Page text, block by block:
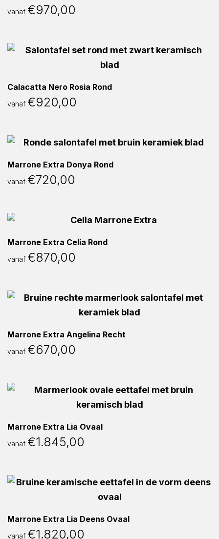
vanaf €970,00
Calacatta Nero Rosia Rond
vanaf €920,00
Marrone Extra Donya Rond
vanaf €720,00
Marrone Extra Celia Rond
vanaf €870,00
Marrone Extra Angelina Recht
vanaf €670,00
Marrone Extra Lia Ovaal
vanaf €1.845,00
Marrone Extra Lia Deens Ovaal
vanaf €1.820,00